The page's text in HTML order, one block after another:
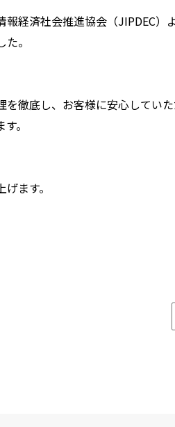
経済社会推進協会（JIPDEC）
。
徹底し、お客様に安心してい
。
ます。